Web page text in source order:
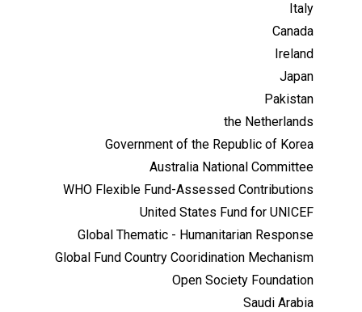
Italy
Canada
Ireland
Japan
Pakistan
the Netherlands
Government of the Republic of Korea
Australia National Committee
WHO Flexible Fund-Assessed Contributions
United States Fund for UNICEF
Global Thematic - Humanitarian Response
Global Fund Country Cooridination Mechanism
Open Society Foundation
Saudi Arabia